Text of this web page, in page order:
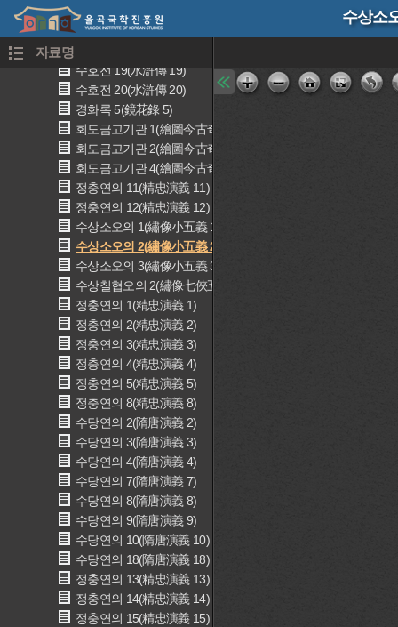
수상소
자료명
수호전 16(水滸傳 16)
수호전 17(水滸傳 17)
수호전 19(水滸傳 19)
수호전 20(水滸傳 20)
경화록 5(鏡花錄 5)
회도금고기관 1(繪圖今古奇觀 1)
회도금고기관 2(繪圖今古奇觀 2)
회도금고기관 4(繪圖今古奇觀 4)
정충연의 11(精忠演義 11)
정충연의 12(精忠演義 12)
수상소오의 1(繡像小五義 1)
수상소오의 2(繡像小五義 2)
수상소오의 3(繡像小五義 3)
수상칠협오의 2(繡像七俠五義 2)
정충연의 1(精忠演義 1)
정충연의 2(精忠演義 2)
정충연의 3(精忠演義 3)
정충연의 4(精忠演義 4)
정충연의 5(精忠演義 5)
정충연의 8(精忠演義 8)
수당연의 2(隋唐演義 2)
수당연의 3(隋唐演義 3)
수당연의 4(隋唐演義 4)
수당연의 7(隋唐演義 7)
수당연의 8(隋唐演義 8)
수당연의 9(隋唐演義 9)
수당연의 10(隋唐演義 10)
수당연의 18(隋唐演義 18)
정충연의 13(精忠演義 13)
정충연의 14(精忠演義 14)
정충연의 15(精忠演義 15)